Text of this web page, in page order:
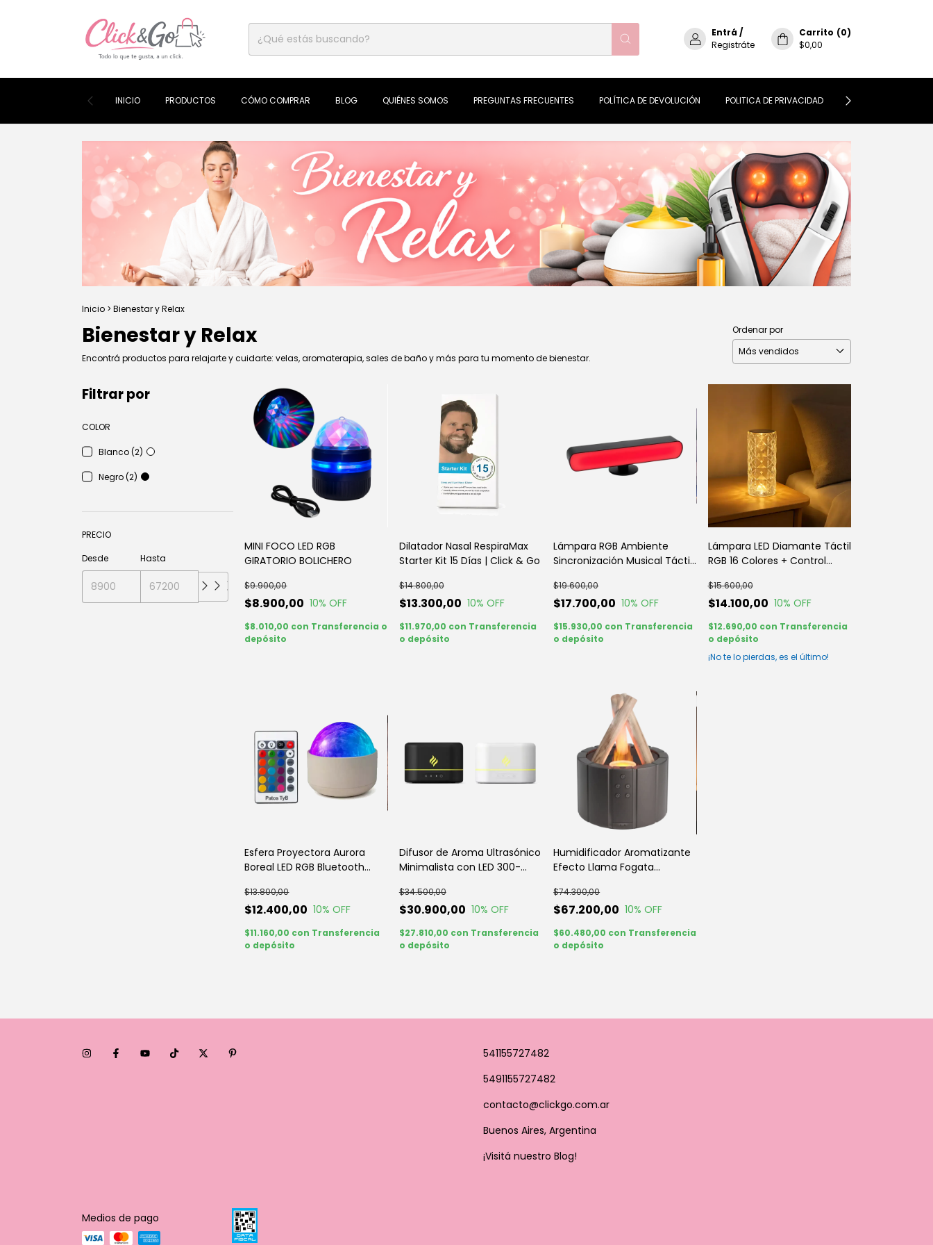
Entrá/
Registráte
Carrito (0)
$0,00
INICIO PRODUCTOS CÓMO COMPRAR BLOG QUIÉNES SOMOS PREGUNTAS FRECUENTES POLÍTICA DE DEVOLUCIÓN POLITICA DE PRIVACIDAD CONTACTO
Inicio > Bienestar y Relax
Bienestar y Relax
Encontrá productos para relajarte y cuidarte: velas, aromaterapia, sales de baño y más para tu momento de bienestar.
Ordenar por
Filtrar por
COLOR
Blanco (2)
Negro (2)
PRECIO
Desde
Hasta
MINI FOCO LED RGB
GIRATORIO BOLICHERO
$8.900,00
$9.900,00
10% OFF
$8.010,00 con Transferencia o
depósito
Dilatador Nasal RespiraMax
Starter Kit 15 Días | Click & Go
$13.300,00
$14.800,00
10% OFF
$11.970,00 con Transferencia
o depósito
Lámpara RGB Ambiente
Sincronización Musical Táctil
$17.700,00
$19.600,00
10% OFF
$15.930,00 con Transferencia
o depósito
Lámpara LED Diamante Táctil
RGB 16 Colores + Control
$14.100,00
$15.600,00
10% OFF
$12.690,00 con Transferencia
o depósito
¡No te lo pierdas, es el último!
Esfera Proyectora Aurora
Boreal LED RGB Bluetooth
$12.400,00
$13.800,00
10% OFF
$11.160,00 con Transferencia
o depósito
Difusor de Aroma Ultrasónico
Minimalista con LED 300-
$30.900,00
$34.500,00
10% OFF
$27.810,00 con Transferencia
o depósito
Humidificador Aromatizante
Efecto Llama Fogata
$67.200,00
$74.300,00
10% OFF
$60.480,00 con Transferencia
o depósito
541155727482
5491155727482
contacto@clickgo.com.ar
Buenos Aires, Argentina
¡Visitá nuestro Blog!
Medios de pago